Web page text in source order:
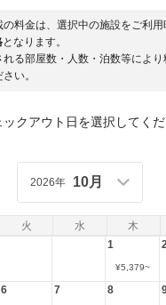
の料金は、選択中の施設をご利用
となります。
れる部屋数・人数・泊数等によ
い。
クアウト日を選択してく
火 水 木
2026年 10月
1
¥5,379~
6 7 8